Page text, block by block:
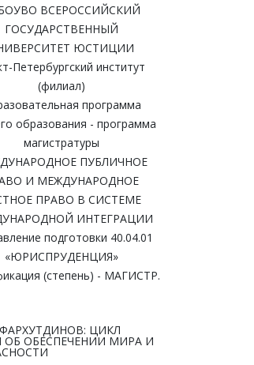
ВСЕРОССИЙСКИЙ
ГОСУДАРСТВЕННЫЙ
ЮСТИЦИИ
Петербургский институт
(филиал)
программа
образования - программа
магистратуры
ПУБЛИЧНОЕ
И МЕЖДУНАРОДНОЕ
ПРАВО В СИСТЕМЕ
ИНТЕГРАЦИИ
подготовки 40.04.01
«ЮРИСПРУДЕНЦИЯ»
(степень) - МАГИСТР.
ЦИКЛ
ОБ ОБЕСПЕЧЕНИИ МИРА И